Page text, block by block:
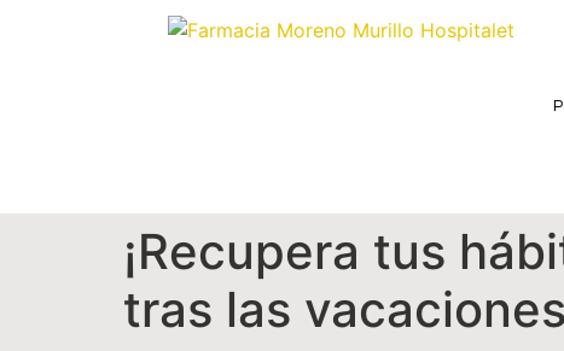
¡Recupera tus
tras las vacaciones